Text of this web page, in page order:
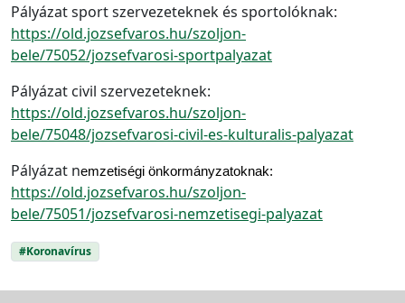
Pályázat sport szervezeteknek és sportolóknak:
https://old.jozsefvaros.hu/szoljon-
bele/75052/jozsefvarosi-sportpalyazat
Pályázat civil szervezeteknek:
https://old.jozsefvaros.hu/szoljon-
bele/75048/jozsefvarosi-civil-es-kulturalis-palyazat
Pályázat n
https://old.jozsefvaros.hu/szoljon-
bele/75051/jozsefvarosi-nemzetisegi-palyazat
#Koronavírus